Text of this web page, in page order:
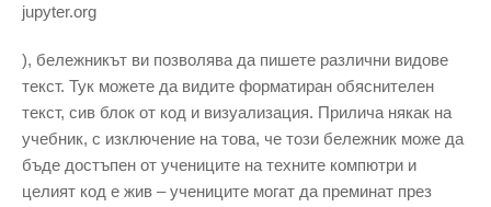
jupyter.org
), бележникът ви позволява да пишете различни видове
текст. Тук можете да видите форматиран обяснителен
текст, сив блок от код и визуализация. Прилича някак на
учебник, с изключение на това, че този бележник може да
бъде достъпен от учениците на техните компютри и
целият код е жив – учениците могат да преминат през